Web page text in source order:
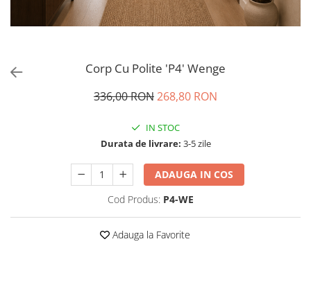
Corp Cu Polite 'P4' Wenge
336,00 RON268,80 RON
IN STOC
Durata de livrare: 3-5 zile
ADAUGA IN COS
Cod Produs: P4-WE
Adauga la Favorite